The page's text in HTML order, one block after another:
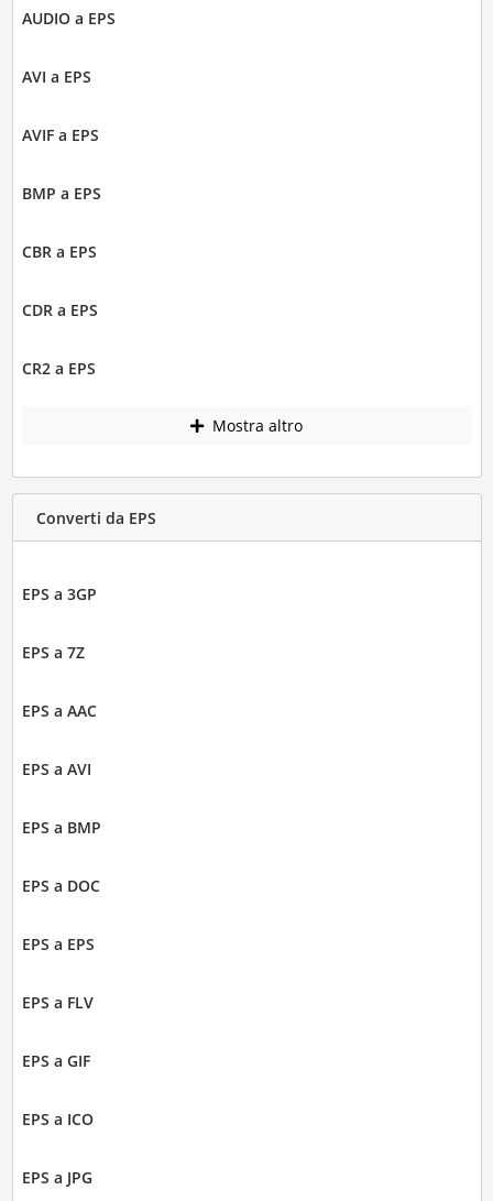
AUDIO a EPS
AVI a EPS
AVIF a EPS
BMP a EPS
CBR a EPS
CDR a EPS
CR2 a EPS
Mostra altro
Converti da EPS
EPS a 3GP
EPS a 7Z
EPS a AAC
EPS a AVI
EPS a BMP
EPS a DOC
EPS a EPS
EPS a FLV
EPS a GIF
EPS a ICO
EPS a JPG